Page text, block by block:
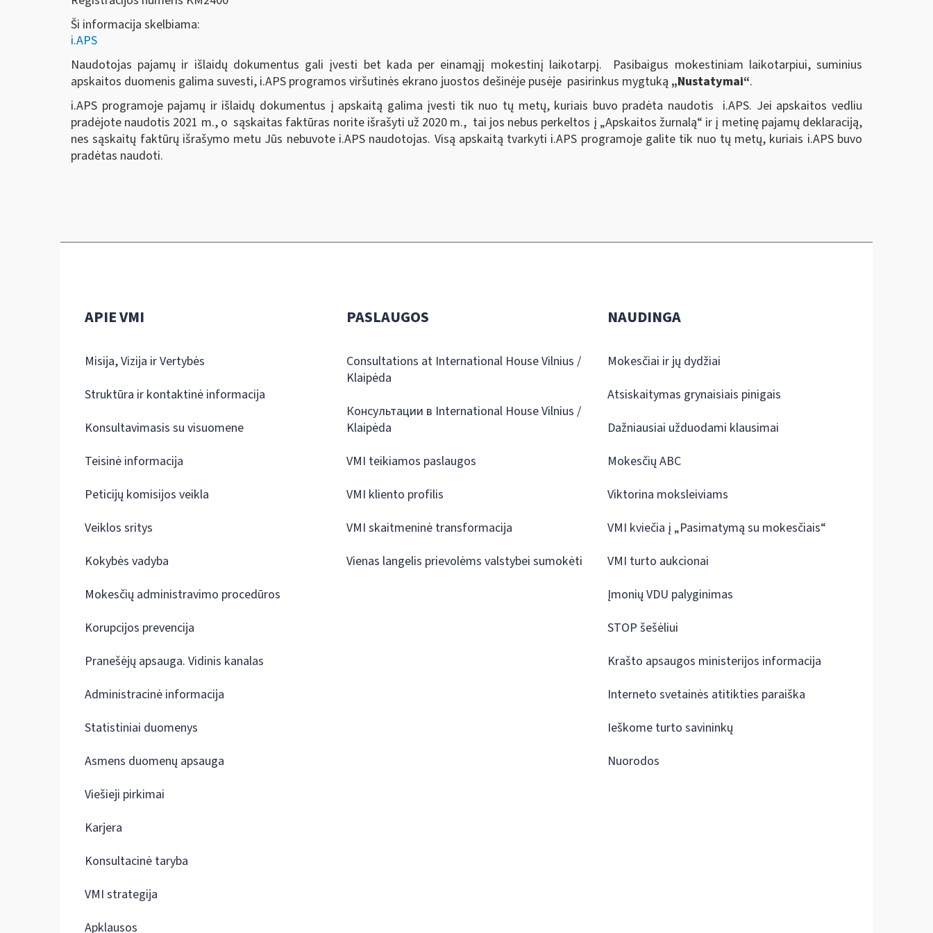
Ši informacija skelbiama:
i.APS
Naudotojas pajamų ir išlaidų dokumentus gali įvesti bet kada per einamąjį mokestinį laikotarpį. Pasibaigus mokestiniam laikotarpiui, suminius
apskaitos duomenis galima suvesti, i.APS programos viršutinės ekrano juostos dešinėje pusėje pasirinkus mygtuką „Nustatymai“.
i.APS programoje pajamų ir išlaidų dokumentus į apskaitą galima įvesti tik nuo tų metų, kuriais buvo pradėta naudotis i.APS. Jei apskaitos vedliu
pradėjote naudotis 2021 m., o sąskaitas faktūras norite išrašyti už 2020 m., tai jos nebus perkeltos į „Apskaitos žurnalą“ ir į metinę pajamų deklaraciją,
nes sąskaitų faktūrų išrašymo metu Jūs nebuvote i.APS naudotojas. Visą apskaitą tvarkyti i.APS programoje galite tik nuo tų metų, kuriais i.APS buvo
pradėtas naudoti.
APIE VMI
Misija, Vizija ir Vertybės
Struktūra ir kontaktinė informacija
Konsultavimasis su visuomene
Teisinė informacija
Peticijų komisijos veikla
Veiklos sritys
Kokybės vadyba
Mokesčių administravimo procedūros
Korupcijos prevencija
Pranešėjų apsauga. Vidinis kanalas
Administracinė informacija
Statistiniai duomenys
Asmens duomenų apsauga
Viešieji pirkimai
Karjera
Konsultacinė taryba
VMI strategija
Apklausos
PASLAUGOS
Consultations at International House Vilnius /
Klaipėda
Консультации в International House Vilnius /
Klaipėda
VMI teikiamos paslaugos
VMI kliento profilis
VMI skaitmeninė transformacija
Vienas langelis prievolėms valstybei sumokėti
NAUDINGA
Mokesčiai ir jų dydžiai
Atsiskaitymas grynaisiais pinigais
Dažniausiai užduodami klausimai
Mokesčių ABC
Viktorina moksleiviams
VMI kviečia į „Pasimatymą su mokesčiais“
VMI turto aukcionai
Įmonių VDU palyginimas
STOP šešėliui
Krašto apsaugos ministerijos informacija
Interneto svetainės atitikties paraiška
Ieškome turto savininkų
Nuorodos